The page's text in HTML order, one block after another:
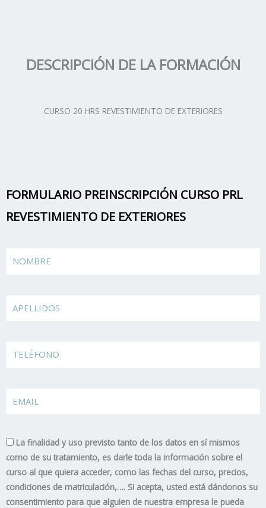
DESCRIPCIÓN DE LA FORMACIÓN
CURSO 20 HRS REVESTIMIENTO DE EXTERIORES
FORMULARIO PREINSCRIPCIÓN CURSO PRL
REVESTIMIENTO DE EXTERIORES
TELÉFONO
La finalidad y uso previsto tanto de los datos en sí mismos
como de su tratamiento, es darle toda la información sobre el
curso al que quiera acceder, como las fechas del curso, precios,
condiciones de matriculación,…. Si acepta, usted está dándonos su
consentimiento para que alguien de nuestra empresa le pueda